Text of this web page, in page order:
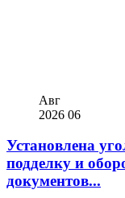
Авг
2026 06
Установлена
подделку и
документов...